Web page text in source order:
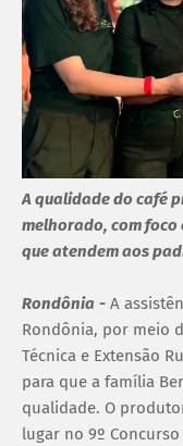
A qualidade do café
melhorado, com foco
que atendem aos
Rondônia - A
Rondônia, por meio
Técnica e Extensão
para que a família
qualidade. O
lugar no 9º